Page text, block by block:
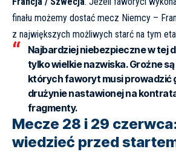
finału możemy dostać mecz Niemcy –
z największych możliwych starć na tym
Najbardziej niebezpieczne w tej
tylko wielkie nazwiska. Groźne
których faworyt musi prowadzić
drużynie nastawionej na
fragmenty.
Mecze 28 i 29
wiedzieć przed